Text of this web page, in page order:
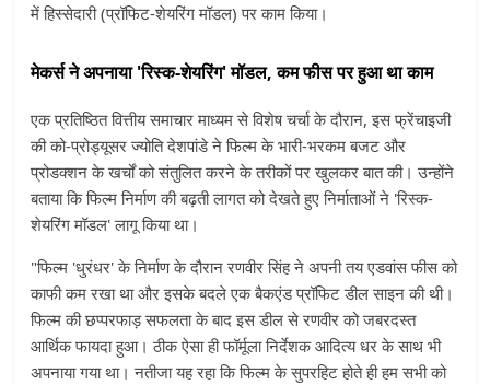
में हिस्सेदारी (प्रॉफिट-शेयरिंग मॉडल) पर काम किया।
मेकर्स ने अपनाया 'रिस्क-शेयरिंग' मॉडल, कम फीस पर हुआ था काम
एक प्रतिष्ठित वित्तीय समाचार माध्यम से विशेष चर्चा के दौरान, इस फ्रेंचाइजी
की को-प्रोड्यूसर ज्योति देशपांडे ने फिल्म के भारी-भरकम बजट और
प्रोडक्शन के खर्चों को संतुलित करने के तरीकों पर खुलकर बात की। उन्होंने
बताया कि फिल्म निर्माण की बढ़ती लागत को देखते हुए निर्माताओं ने 'रिस्क-
शेयरिंग मॉडल' लागू किया था।
"फिल्म 'धुरंधर' के निर्माण के दौरान रणवीर सिंह ने अपनी तय एडवांस फीस को
काफी कम रखा था और इसके बदले एक बैकएंड प्रॉफिट डील साइन की थी।
फिल्म की छप्परफाड़ सफलता के बाद इस डील से रणवीर को जबरदस्त
आर्थिक फायदा हुआ। ठीक ऐसा ही फॉर्मूला निर्देशक आदित्य धर के साथ भी
अपनाया गया था। नतीजा यह रहा कि फिल्म के सुपरहिट होते ही हम सभी को